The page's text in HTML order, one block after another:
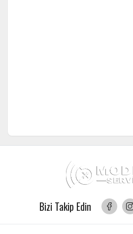
Bizi Takip Edin